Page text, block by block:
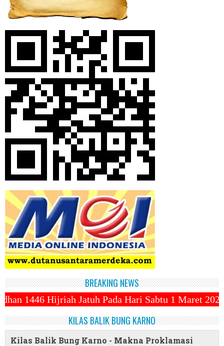
BREAKING NEWS
Hari Sabtu 1 Maret 2025 ~||~ 1 Syawal
KILAS BALIK BUNG KARNO
Kilas Balik Bung Karno - Makna Proklamasi